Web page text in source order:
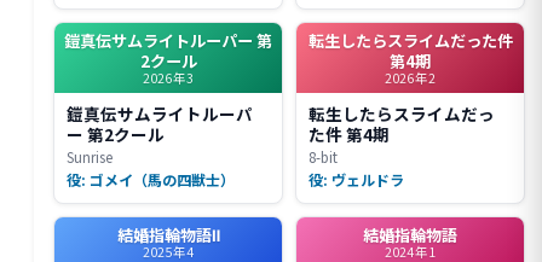
鎧真伝サムライトルーパー 第
2クール
2026年3
鎧真伝サムライトルーパ
ー 第2クール
Sunrise
役: ゴメイ（馬の四獣士）
転生したらスライムだった件
第4期
2026年2
転生したらスライムだっ
た件 第4期
8-bit
役: ヴェルドラ
結婚指輪物語Ⅱ
2025年4
結婚指輪物語
2024年1